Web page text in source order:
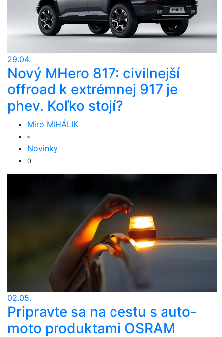
29.04.
Nový MHero 817: civilnejší
offroad k extrémnej 917 je
phev. Koľko stojí?
Miro MIHÁLIK
Novinky
0
02.05.
Pripravte sa na cestu s auto-
moto produktami OSRAM